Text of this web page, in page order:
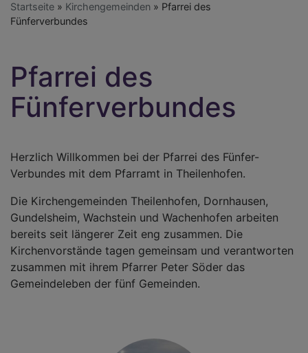
Startseite Kirchengemeinden
Pfarrei des
Fünferverbundes
Pfarrei des
Fünferverbundes
Herzlich Willkommen bei der Pfarrei des Fünfer-
Verbundes mit dem Pfarramt in Theilenhofen.
Die Kirchengemeinden Theilenhofen, Dornhausen,
Gundelsheim, Wachstein und Wachenhofen arbeiten
bereits seit längerer Zeit eng zusammen. Die
Kirchenvorstände tagen gemeinsam und verantworten
zusammen mit ihrem Pfarrer Peter Söder das
Gemeindeleben der fünf Gemeinden.